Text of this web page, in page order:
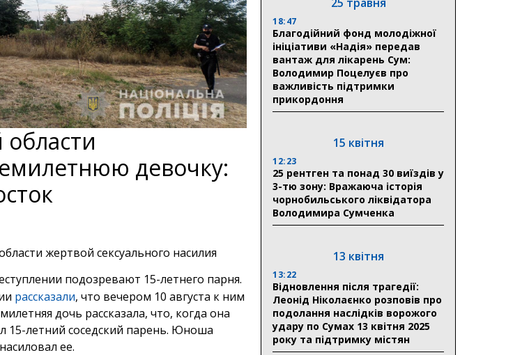
девочку:
жертвой сексуального насилия
подозревают 15-летнего парня.
рассказали, что вечером 10 августа к ним
дочь рассказала, что, когда она
15-летний соседский парень. Юноша
ее.
18:47
Благодійний фонд молодіжної
ініціативи «Надія» передав
вантаж для лікарень Сум:
Володимир Поцелуєв про
важливість підтримки
прикордоння
15 квітня
12:23
25 рентген та понад 30 виїздів у
3-тю зону: Вражаюча історія
чорнобильського ліквідатора
Володимира Сумченка
13 квітня
13:22
Відновлення після трагедії:
Леонід Ніколаєнко розповів про
подолання наслідків ворожого
удару по Сумах 13 квітня 2025
року та підтримку містян